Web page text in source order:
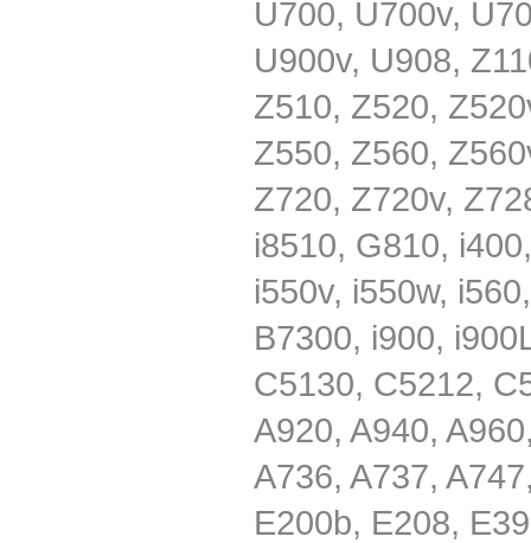
U700, U700v,
U900v, U908,
Z510, Z520,
Z550, Z560,
Z720, Z720v,
i8510, G810,
i550v, i550w,
B7300, i900,
C5130, C5212,
A920, A940,
A736, A737,
E200b, E208,